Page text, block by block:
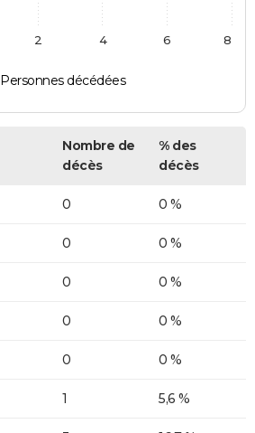
Personnes décédées
2 4 6 8
Nombre de
décès
% des
décès
0 0 %
0 0 %
0 0 %
0 0 %
0 0 %
1 5,6 %